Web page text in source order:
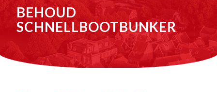
BEHOUD
SCHNELLBOOTBUNKER